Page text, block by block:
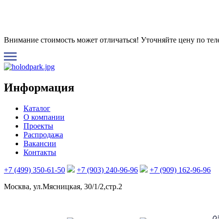
Внимание стоимость может отличаться! Уточняйте цену по
Информация
Каталог
О компании
Проекты
Распродажа
Вакансии
Контакты
+7 (499) 350-61-50 +7 (903) 240-96-96
+7 (909) 162-96-96
Москва, ул.Мясницкая, 30/1/2,стр.2